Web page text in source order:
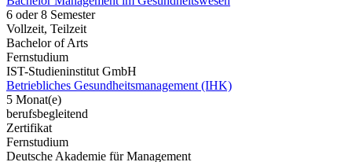
6 oder 8 Semester
Vollzeit, Teilzeit
Bachelor of Arts
Fernstudium
IST-Studieninstitut GmbH
Betriebliches Gesundheitsmanagement (IHK)
5 Monat(e)
berufsbegleitend
Zertifikat
Fernstudium
Deutsche Akademie für Management